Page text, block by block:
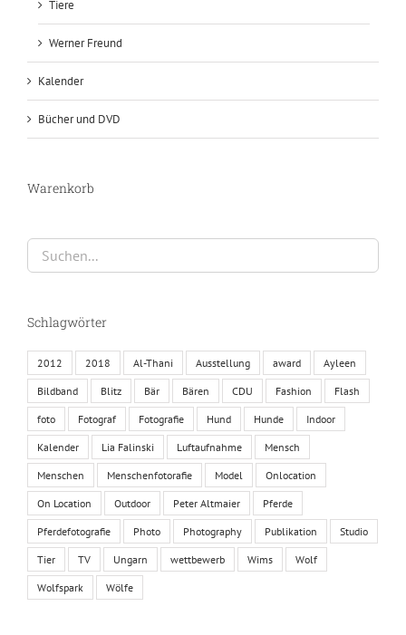
Tiere
Werner Freund
Kalender
Bücher und DVD
Warenkorb
Schlagwörter
2012 2018 Al-Thani Ausstellung award Ayleen
Bildband Blitz Bär Bären CDU Fashion Flash
foto Fotograf Fotografie Hund Hunde Indoor
Kalender Lia Falinski Luftaufnahme Mensch
Menschen Menschenfotorafie Model Onlocation
On Location Outdoor Peter Altmaier Pferde
Pferdefotografie Photo Photography Publikation Studio
Tier TV Ungarn wettbewerb Wims Wolf
Wolfspark Wölfe